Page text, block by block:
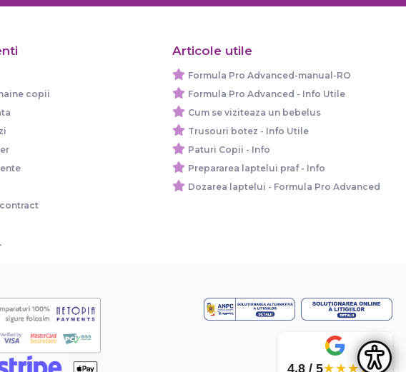
copii
Articole utile
Formula Pro Advanced-manual-RO
Formula Pro Advanced - Info Utile
Cum se viziteaza un bebelus
Trusouri botez - Info Utile
Paturi Copii - Info
Prepararea laptelui praf - Info
Dozarea laptelui - Formula Pro Advanced
4.8 / 5★★★★★